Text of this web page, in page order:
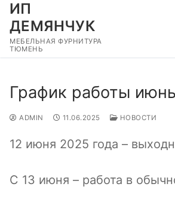
Перейти
содержимому
ИП
ДЕМЯНЧУК
МЕБЕЛЬНАЯ ФУРНИТУРА
ТЮМЕНЬ
График работы
ADMIN 11.06.2025 НОВОСТИ
12 июня 2025 года –
С 13 июня – работа в